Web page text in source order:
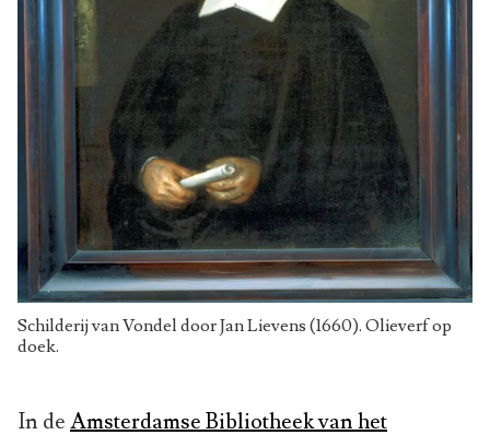
Schilderij van Vondel door Jan Lievens (1660). Olieverf op
doek.
In deAmsterdamse Bibliotheek van het